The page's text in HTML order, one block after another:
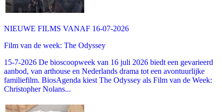
NIEUWE FILMS VANAF 16-07-2026
Film van de week: The Odyssey
15-7-2026 De bioscoopweek van 16 juli 2026 biedt een gevarieerd
aanbod, van arthouse en Nederlands drama tot een avontuurlijke
familiefilm. BiosAgenda kiest The Odyssey als Film van de Week:
Christopher Nolans...